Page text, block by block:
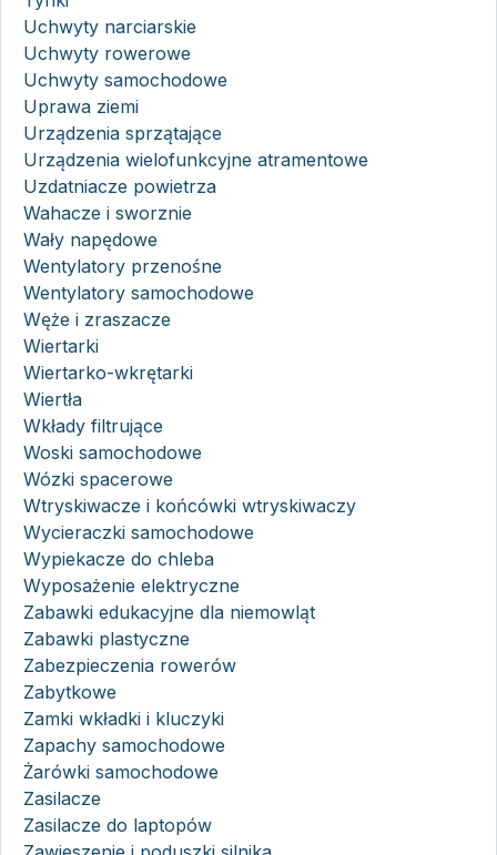
Uchwyty narciarskie
Uchwyty rowerowe
Uchwyty samochodowe
Uprawa ziemi
Urządzenia sprzątające
Urządzenia wielofunkcyjne atramentowe
Uzdatniacze powietrza
Wahacze i sworznie
Wały napędowe
Wentylatory przenośne
Wentylatory samochodowe
Węże i zraszacze
Wiertarki
Wiertarko-wkrętarki
Wiertła
Wkłady filtrujące
Woski samochodowe
Wózki spacerowe
Wtryskiwacze i końcówki wtryskiwaczy
Wycieraczki samochodowe
Wypiekacze do chleba
Wyposażenie elektryczne
Zabawki edukacyjne dla niemowląt
Zabawki plastyczne
Zabezpieczenia rowerów
Zabytkowe
Zamki wkładki i kluczyki
Zapachy samochodowe
Żarówki samochodowe
Zasilacze
Zasilacze do laptopów